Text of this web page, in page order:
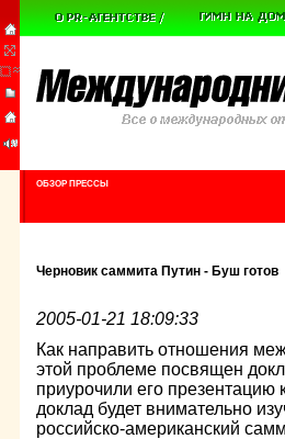
ОБЗОР ПРЕССЫ
Черновик саммита Путин - Буш готов
2005-01-21 18:09:33
Как направить отношения
этой проблеме посвящен
приурочили его
доклад будет внимательно
российско-американский